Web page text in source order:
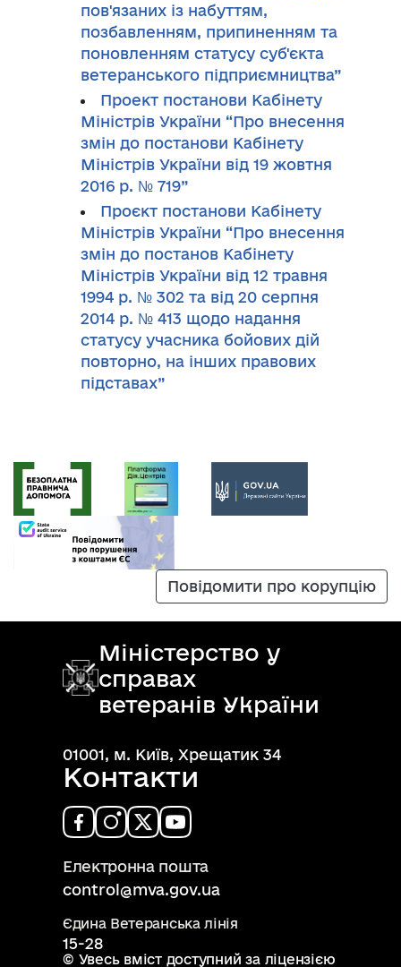
пов'язаних із набуттям,
позбавленням, припиненням та
поновленням статусу суб'єкта
ветеранського підприємництва”
Проект постанови Кабінету
Міністрів України “Про внесення
змін до постанови Кабінету
Міністрів України від 19 жовтня
2016 р. № 719”
Проєкт постанови Кабінету
Міністрів України “Про внесення
змін до постанов Кабінету
Міністрів України від 12 травня
1994 р. № 302 та від 20 серпня
2014 р. № 413 щодо надання
статусу учасника бойових дій
повторно, на інших правових
підставах”
Повідомити про корупцію
Міністерство у
справах
ветеранів України
01001, м. Київ, Хрещатик 34
Контакти
Електронна пошта
control@mva.gov.ua
Єдина Ветеранська лінія
15-28
© Увесь вміст доступний за ліцензією